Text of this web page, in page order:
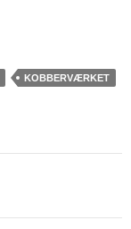
KOBBERVÆRKET